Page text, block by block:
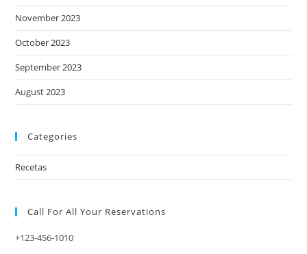
November 2023
October 2023
September 2023
August 2023
Categories
Recetas
Call For All Your​ Reservations
+123-456-1010